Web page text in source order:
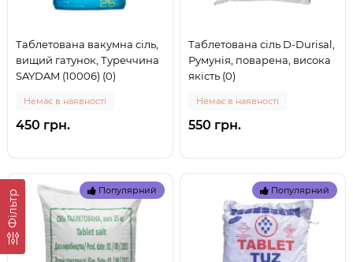
Фільтр
Таблетована вакумна сіль,
вищий гатунок, Туреччина
SAYDAM (10006) (0)
Немає в наявності
450 грн.
Таблетована сіль D-Durisal,
Румунія, поварена, висока
якість (0)
Немає в наявності
550 грн.
Популярний Популярний